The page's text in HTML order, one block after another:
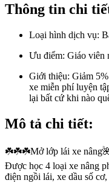
Thông tin chi
Loại hình dịch vụ:
Ưu điểm: Giáo viên
Giới thiệu: Giảm
xe miễn phí luyện
lại bất cứ khi nào
Mô tả chi tiết:
☘️☘️☘️Mở lớp lái xe
Được học 4 loại xe nâng
điện ngồi lái, xe dầu số